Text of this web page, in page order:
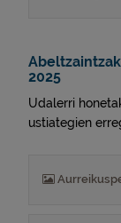
2025
Udalerri
ustiategien